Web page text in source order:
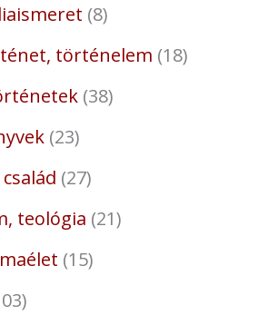
8
történelem 18
38
23
27
teológia 21
15